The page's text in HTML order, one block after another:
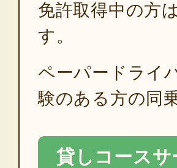
免許取得中の方
す。
ペーパードライ
験のある方の同
貸しコース